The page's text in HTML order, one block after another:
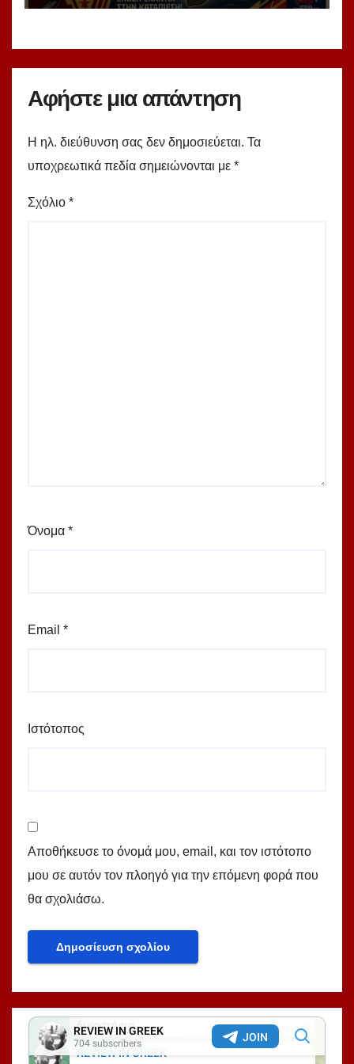
Αφήστε μια απάντηση
Η ηλ. διεύθυνση σας δεν δημοσιεύεται. Τα
υποχρεωτικά πεδία σημειώνονται με *
Σχόλιο *
Όνομα *
Email *
Ιστότοπος
Αποθήκευσε το όνομά μου, email, και τον ιστότοπο
μου σε αυτόν τον πλοηγό για την επόμενη φορά που
θα σχολιάσω.